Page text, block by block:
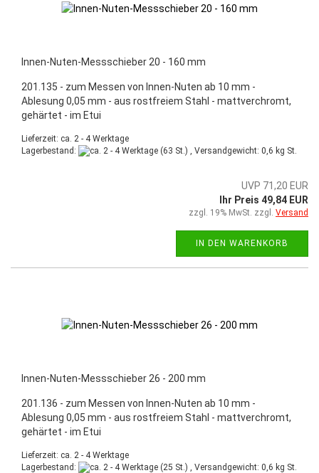
Innen-Nuten-Messschieber 20 - 160 mm
201.135 - zum Messen von Innen-Nuten ab 10 mm -
Ablesung 0,05 mm - aus rostfreiem Stahl - mattverchromt,
gehärtet - im Etui
Lieferzeit: ca. 2 - 4 Werktage
Lagerbestand:
(63 St.) , Versandgewicht: 0,6 kg St.
UVP 71,20 EUR
Ihr Preis 49,84 EUR
zzgl. 19% MwSt. zzgl. Versand
IN DEN WARENKORB
Innen-Nuten-Messschieber 26 - 200 mm
201.136 - zum Messen von Innen-Nuten ab 10 mm -
Ablesung 0,05 mm - aus rostfreiem Stahl - mattverchromt,
gehärtet - im Etui
Lieferzeit: ca. 2 - 4 Werktage
Lagerbestand:
(25 St.) , Versandgewicht: 0,6 kg St.